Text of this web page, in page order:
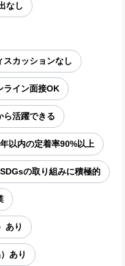
なし
スカッションなし
ライン面接OK
ら活躍できる
以内の定着率90%以上
SDGsの取り組みに積極的
あり
あり